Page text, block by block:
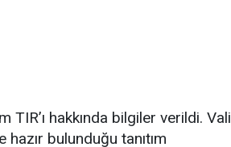
TIR’ı hakkında bilgiler verildi. Vali
hazır bulunduğu tanıtım